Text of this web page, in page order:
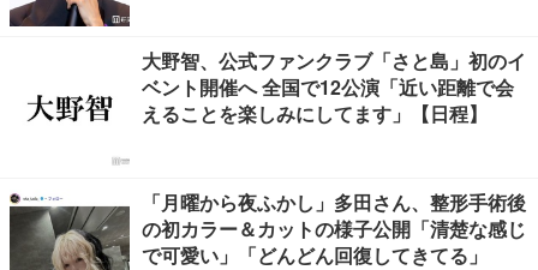
大野智、公式ファンクラブ「さと島」初のイ
ベント開催へ 全国で12公演「近い距離で会
えることを楽しみにしてます」【日程】
「月曜から夜ふかし」多田さん、整形手術後
の初カラー＆カットの様子公開「清楚な感じ
で可愛い」「どんどん回復してきてる」